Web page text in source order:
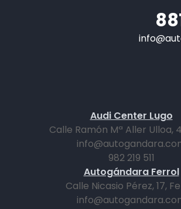
Audi Center Lugo
Calle Ramón Mª Aller Ulloa,
982 219 511
Autogándara Ferrol
Calle Nicasio Pérez, 17,